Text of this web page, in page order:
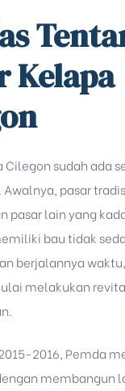
Kelapa
Cilegon sudah ada
pasar
pasar lain yang
bau tidak
berjalannya
melakukan
2016, Pemda
membangun